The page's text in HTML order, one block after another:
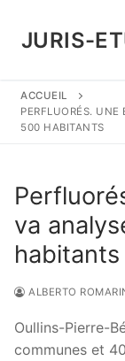
contenu
JURIS-
ACCUEIL
PERFLUORÉS. UNE
500 HABITANTS
va
habitants
ALBERTO
Oullins-Pierre-
communes et